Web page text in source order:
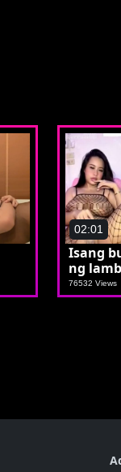
02:01
Isang
ng
76532 Views